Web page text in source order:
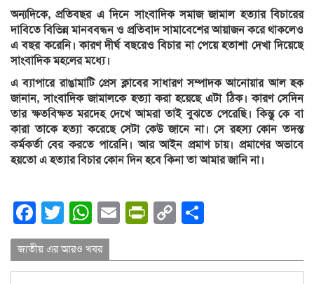
অন্যদিকে, প্রতিবছর এ দিনে সাংবাদিক সমাজ জামাল হত্যার বিচারের
দাবিতে বিভিন্ন মানববন্ধন ও প্রতিবাদ সামাবেশের আয়াজন করে থাকলেও
এ বছর করেনি। কারণ দীর্ঘ বছরেও বিচার না পেয়ে হতাশা দেখা দিয়েছে
সাংবাদিক মহলের মধ্যে।
এ ব্যাপারে রাঙামাটি প্রেস ক্লাবের সাধারণ সম্পাদক আনোয়ার আল হক
জানান, সাংবাদিক জামালকে হত্যা করা হয়েছে এটা ঠিক। কারণ সেদিন
তার ক্ষতবিক্ষত মরদেহ দেখে আমরা তাই বুঝতে পেরেছি। কিন্তু কে বা
কারা তাকে হত্যা করেছে সেটা কেউ জানে না। সে রহস্য কোন তদন্ত
কর্মকর্তা বের করতে পারেনি। আর আইন প্রমাণ চায়। প্রমাণের অভাবে
হয়তো এ হত্যার বিচার কোন দিন হবে কিনা তা আমার জানি না।
Facebook
Twitter
WhatsApp
EmailPrintFriendly
Copy
জাতীয় এর আরও খবর